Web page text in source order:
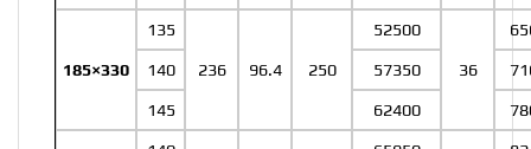
185×330
135
236 96.4 250
52500
36
140 57350
145 62400